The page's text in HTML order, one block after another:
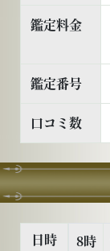
鑑定料金
鑑定番号
口コミ数
日時
8時